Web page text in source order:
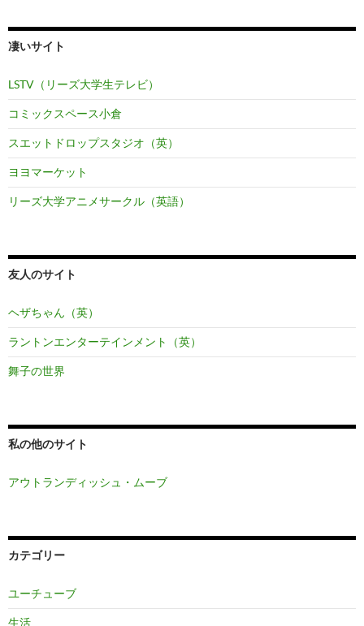
凄いサイト
LSTV（リーズ大学生テレビ）
コミックスペース小倉
スエットドロップスタジオ（英）
ヨヨマーケット
リーズ大学アニメサークル（英語）
友人のサイト
ヘザちゃん（英）
ラントンエンターテインメント（英）
舞子の世界
私の他のサイト
アウトランディッシュ・ムーブ
カテゴリー
ユーチューブ
生活